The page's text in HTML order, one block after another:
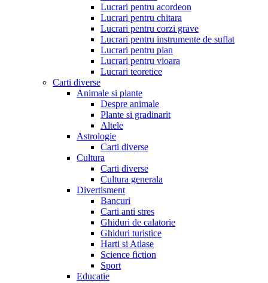
Lucrari pentru acordeon
Lucrari pentru chitara
Lucrari pentru corzi grave
Lucrari pentru instrumente de suflat
Lucrari pentru pian
Lucrari pentru vioara
Lucrari teoretice
Carti diverse
Animale si plante
Despre animale
Plante si gradinarit
Altele
Astrologie
Carti diverse
Cultura
Carti diverse
Cultura generala
Divertisment
Bancuri
Carti anti stres
Ghiduri de calatorie
Ghiduri turistice
Harti si Atlase
Science fiction
Sport
Educatie